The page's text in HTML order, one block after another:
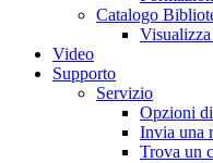
Catalogo
Video
Supporto
Servizio
Opzioni
Invia una
Trova un